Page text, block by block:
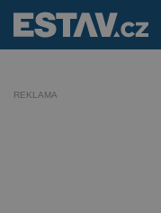
REKLAMA